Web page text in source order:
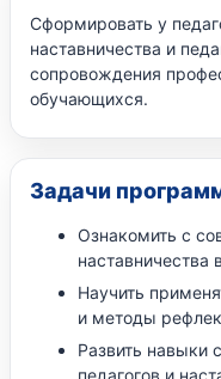
Сформировать у
наставничества и
сопровождения
обучающихся.
Задачи
Ознакомить с
наставничества
Научить
и методы
Развить навыки
педагогов и